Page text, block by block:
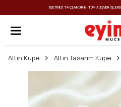
IŞILTINIZI TAÇLANDIRIN: TÜM
Altın Küpe Altın Tasarım Küpe